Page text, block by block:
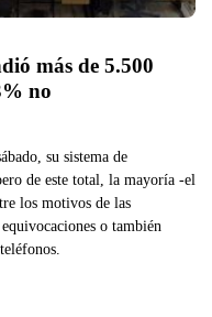
más de 5.500
no
su sistema de
de este total, la mayoría -el
los motivos de las
o también